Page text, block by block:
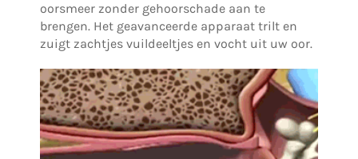
oorsmeer zonder gehoorschade aan te
brengen. Het geavanceerde apparaat trilt en
zuigt zachtjes vuildeeltjes en vocht uit uw oor.